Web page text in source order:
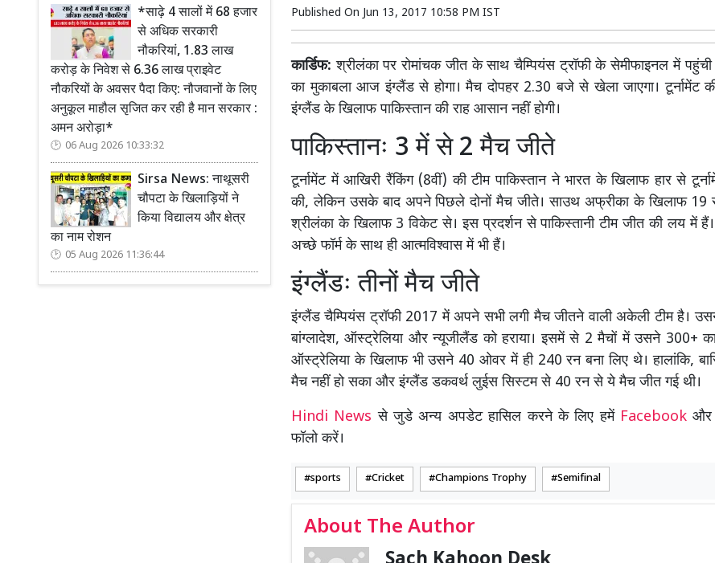
*साढ़े 4 सालों में 68 हजार
से अधिक सरकारी
नौकरियां, 1.83 लाख
करोड़ के निवेश से 6.36 लाख प्राइवेट
नौकरियों के अवसर पैदा किए: नौजवानों के लिए
अनुकूल माहौल सृजित कर रही है मान सरकार :
अमन अरोड़ा*
06 Aug 2026 10:33:32
Sirsa News: नाथूसरी
चौपटा के खिलाड़ियों ने
किया विद्यालय और क्षेत्र
का नाम रोशन
05 Aug 2026 11:36:44
Published On Jun 13, 2017 10:58 PM IST
कार्डिफ: श्रीलंका पर रोमांचक जीत के साथ चैम्पियंस ट्रॉफी के सेमीफाइनल में पहुंची
का मुकाबला आज इंग्लैंड से होगा। मैच दोपहर 2.30 बजे से खेला जाएगा। टूर्नामेंट
इंग्लैंड के खिलाफ पाकिस्तान की राह आसान नहीं होगी।
पाकिस्तानः 3 में से 2 मैच जीते
टूर्नामेंट में आखिरी रैंकिंग (8वीं) की टीम पाकिस्तान ने भारत के खिलाफ हार से
की, लेकिन उसके बाद अपने पिछले दोनों मैच जीते। साउथ अफ्रीका के खिलाफ
श्रीलंका के खिलाफ 3 विकेट से। इस प्रदर्शन से पाकिस्तानी टीम जीत की लय में
अच्छे फॉर्म के साथ ही आत्मविश्वास में भी हैं।
इंग्लैंडः तीनों मैच जीते
इंग्लैंड चैम्पियंस ट्रॉफी 2017 में अपने सभी लगी मैच जीतने वाली अकेली टीम है।
बांग्लादेश, ऑस्ट्रेलिया और न्यूजीलैंड को हराया। इसमें से 2 मैचों में उसने 300+ का
ऑस्ट्रेलिया के खिलाफ भी उसने 40 ओवर में ही 240 रन बना लिए थे। हालांकि,
मैच नहीं हो सका और इंग्लैंड डकवर्थ लुईस सिस्टम से 40 रन से ये मैच जीत गई थी।
Hindi Newsसे जुडे अन्य अपडेट हासिल करने के लिए हमें Facebookऔर
फॉलो करें।
sports Cricket Champions Trophy Semifinal
About The Author